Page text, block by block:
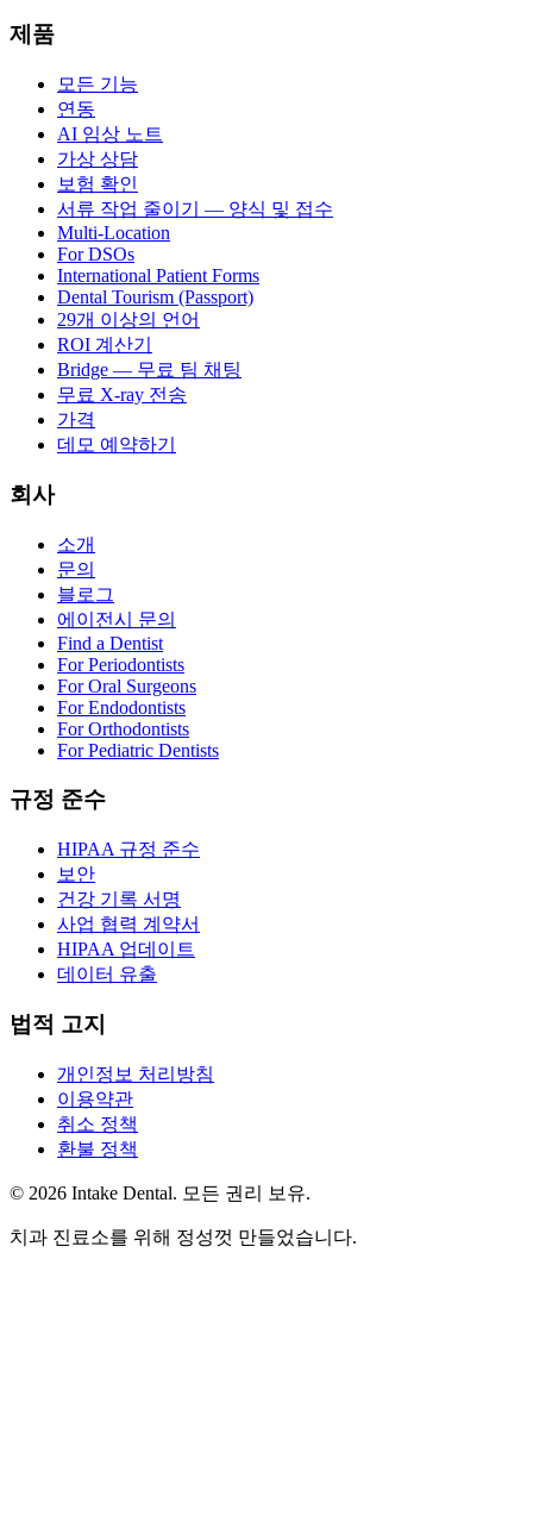
제품
모든 기능
연동
AI 임상 노트
가상 상담
보험 확인
서류 작업 줄이기 — 양식 및 접수
Multi-Location
For DSOs
International Patient Forms
Dental Tourism (Passport)
29개 이상의 언어
ROI 계산기
Bridge — 무료 팀 채팅
무료 X-ray 전송
가격
데모 예약하기
회사
소개
문의
블로그
에이전시 문의
Find a Dentist
For Periodontists
For Oral Surgeons
For Endodontists
For Orthodontists
For Pediatric Dentists
규정 준수
HIPAA 규정 준수
보안
건강 기록 서명
사업 협력 계약서
HIPAA 업데이트
데이터 유출
법적 고지
개인정보 처리방침
이용약관
취소 정책
환불 정책
© 2026 Intake Dental. 모든 권리 보유.
치과 진료소를 위해 정성껏 만들었습니다.